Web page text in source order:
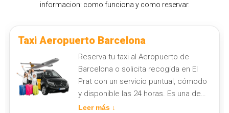
informacion: como funciona y como reservar.
Taxi Aeropuerto Barcelona
Reserva tu taxi al Aeropuerto de
Barcelona o solicita recogida en El
Prat con un servicio puntual, cómodo
y disponible las 24 horas. Es una de
las opciones más solicitadas por
Leer más ↓